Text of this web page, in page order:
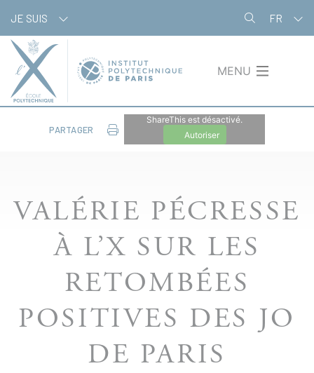
au
contenu
principal
JE SUIS FR
MENU
PARTAGER
ShareThis est désactivé.
Autoriser
VALÉRIE PÉCRESSE
À L’X SUR LES
RETOMBÉES
POSITIVES DES JO
DE PARIS